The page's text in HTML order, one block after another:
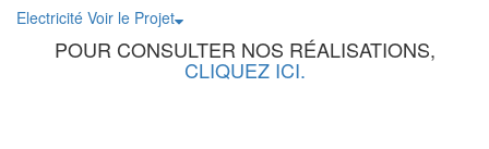
Electricité Voir le Projet
POUR CONSULTER NOS RÉALISATIONS,
CLIQUEZ ICI.